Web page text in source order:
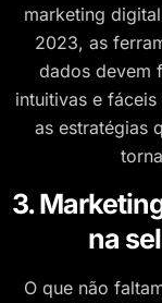
marketing
2023, as
dados devem
intuitivas e
as estratégias
3.
na
O que não